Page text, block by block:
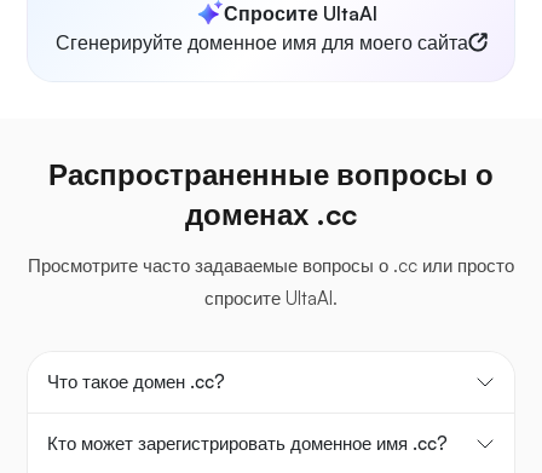
Спросите UltaAI
Сгенерируйте доменное имя для моего сайта
Распространенные вопросы о
доменах .cc
Просмотрите часто задаваемые вопросы о .cc или просто
спросите UltaAI.
Что такое домен .cc?
Кто может зарегистрировать доменное имя .cc?